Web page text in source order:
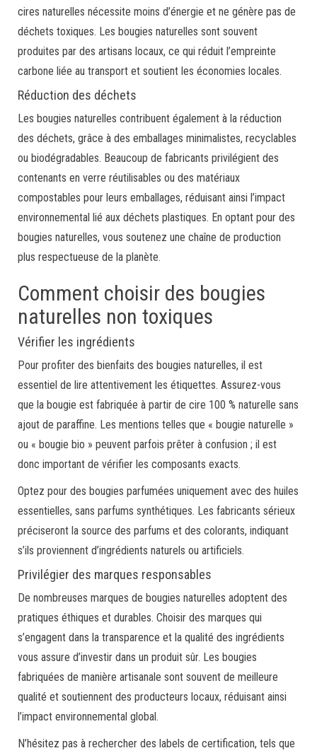
cires naturelles nécessite moins d’énergie et ne génère pas de
déchets toxiques. Les bougies naturelles sont souvent
produites par des artisans locaux, ce qui réduit l’empreinte
carbone liée au transport et soutient les économies locales.
Réduction des déchets
Les bougies naturelles contribuent également à la réduction
des déchets, grâce à des emballages minimalistes, recyclables
ou biodégradables. Beaucoup de fabricants privilégient des
contenants en verre réutilisables ou des matériaux
compostables pour leurs emballages, réduisant ainsi l’impact
environnemental lié aux déchets plastiques. En optant pour des
bougies naturelles, vous soutenez une chaîne de production
plus respectueuse de la planète.
Comment choisir des bougies
naturelles non toxiques
Vérifier les ingrédients
Pour profiter des bienfaits des bougies naturelles, il est
essentiel de lire attentivement les étiquettes. Assurez-vous
que la bougie est fabriquée à partir de cire 100 % naturelle sans
ajout de paraffine. Les mentions telles que « bougie naturelle »
ou « bougie bio » peuvent parfois prêter à confusion ; il est
donc important de vérifier les composants exacts.
Optez pour des bougies parfumées uniquement avec des huiles
essentielles, sans parfums synthétiques. Les fabricants sérieux
préciseront la source des parfums et des colorants, indiquant
s’ils proviennent d’ingrédients naturels ou artificiels.
Privilégier des marques responsables
De nombreuses marques de bougies naturelles adoptent des
pratiques éthiques et durables. Choisir des marques qui
s’engagent dans la transparence et la qualité des ingrédients
vous assure d’investir dans un produit sûr. Les bougies
fabriquées de manière artisanale sont souvent de meilleure
qualité et soutiennent des producteurs locaux, réduisant ainsi
l’impact environnemental global.
N’hésitez pas à rechercher des labels de certification, tels que